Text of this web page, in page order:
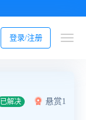
登录/注册
已解决
悬赏1